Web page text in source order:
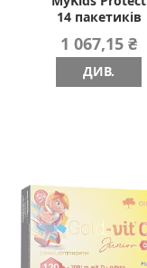
14 пакетиків
1 067,15 ₴
ДИВ.